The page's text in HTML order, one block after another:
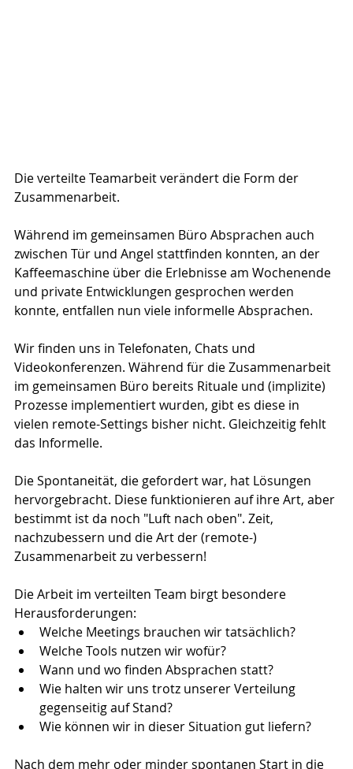
Die verteilte Teamarbeit verändert die Form der
Zusammenarbeit.
Während im gemeinsamen Büro Absprachen auch
zwischen Tür und Angel stattfinden konnten, an der
Kaffeemaschine über die Erlebnisse am Wochenende
und private Entwicklungen gesprochen werden
konnte, entfallen nun viele informelle Absprachen.
Wir finden uns in Telefonaten, Chats und
Videokonferenzen. Während für die Zusammenarbeit
im gemeinsamen Büro bereits Rituale und (implizite)
Prozesse implementiert wurden, gibt es diese in
vielen remote-Settings bisher nicht. Gleichzeitig fehlt
das Informelle.
Die Spontaneität, die gefordert war, hat Lösungen
hervorgebracht. Diese funktionieren auf ihre Art, aber
bestimmt ist da noch "Luft nach oben". Zeit,
nachzubessern und die Art der (remote-)
Zusammenarbeit zu verbessern!
Die Arbeit im verteilten Team birgt besondere
Herausforderungen:
Welche Meetings brauchen wir tatsächlich?
Welche Tools nutzen wir wofür?
Wann und wo finden Absprachen statt?
Wie halten wir uns trotz unserer Verteilung
gegenseitig auf Stand?
Wie können wir in dieser Situation gut liefern?
Nach dem mehr oder minder spontanen Start in die